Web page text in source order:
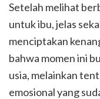
Setelah melihat
untuk ibu, jelas
menciptakan
bahwa momen ini
usia, melainkan
emosional yang